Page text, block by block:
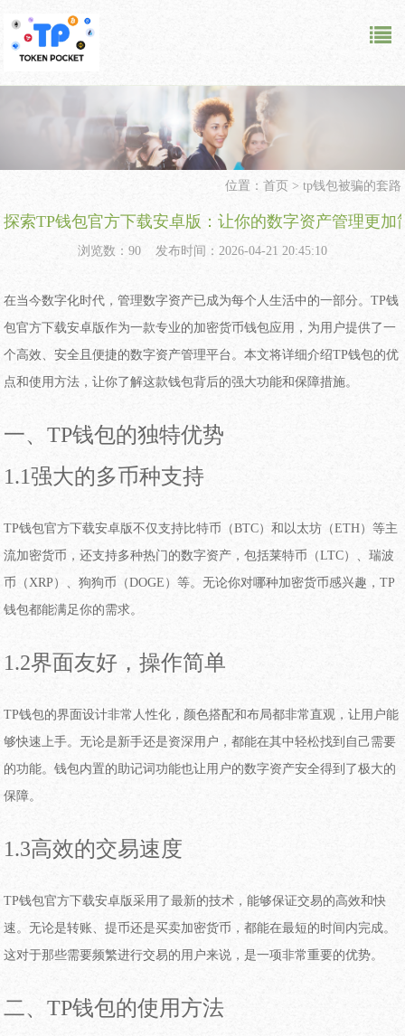
位置： 首页 > tp钱包被骗的套路
探索TP钱包官方下载安卓版：让你的数字资产管理更加
浏览数：90 发布时间：2026-04-21 20:45:10
在当今数字化时代，管理数字资产已成为每个人生活中的一部分。TP钱
包官方下载安卓版作为一款专业的加密货币钱包应用，为用户提供了一
个高效、安全且便捷的数字资产管理平台。本文将详细介绍TP钱包的优
点和使用方法，让你了解这款钱包背后的强大功能和保障措施。
一、TP钱包的独特优势
1.1强大的多币种支持
TP钱包官方下载安卓版不仅支持比特币（BTC）和以太坊（ETH）等主
流加密货币，还支持多种热门的数字资产，包括莱特币（LTC）、瑞波
币（XRP）、狗狗币（DOGE）等。无论你对哪种加密货币感兴趣，TP
钱包都能满足你的需求。
1.2界面友好，操作简单
TP钱包的界面设计非常人性化，颜色搭配和布局都非常直观，让用户能
够快速上手。无论是新手还是资深用户，都能在其中轻松找到自己需要
的功能。钱包内置的助记词功能也让用户的数字资产安全得到了极大的
保障。
1.3高效的交易速度
TP钱包官方下载安卓版采用了最新的技术，能够保证交易的高效和快
速。无论是转账、提币还是买卖加密货币，都能在最短的时间内完成。
这对于那些需要频繁进行交易的用户来说，是一项非常重要的优势。
二、TP钱包的使用方法